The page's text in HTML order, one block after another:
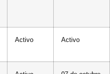
Activo Activo